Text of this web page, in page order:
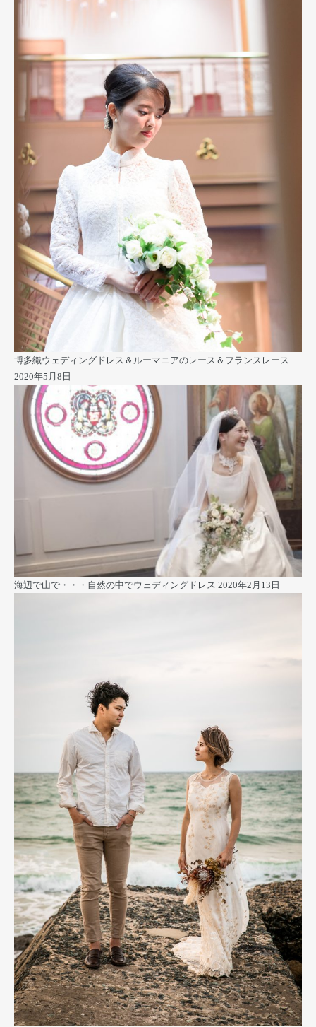
博多織ウェディングドレス＆ルーマニアのレース＆フランスレース
2020年5月8日
海辺で山で・・・自然の中でウェディングドレス 2020年2月13日